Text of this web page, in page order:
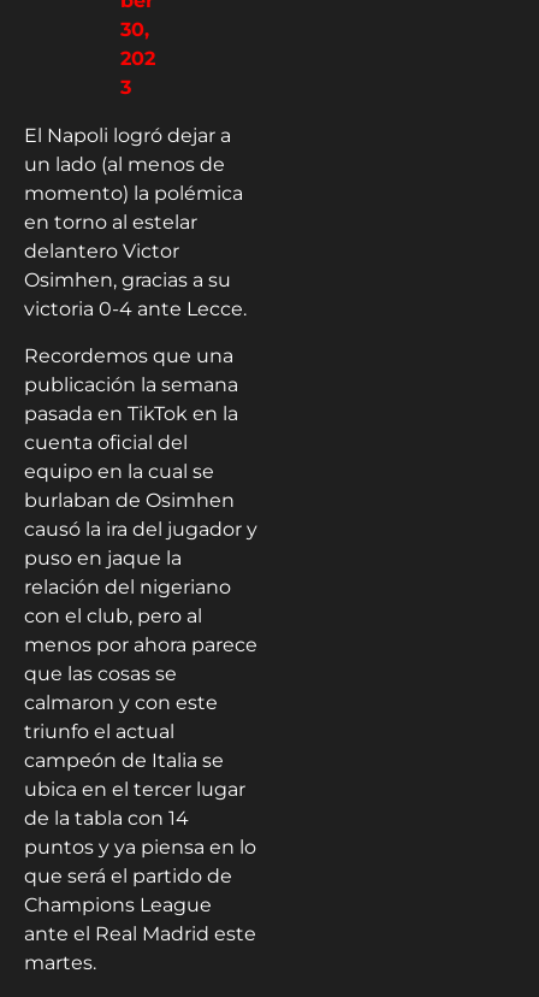
30,
202
3
El Napoli logró dejar a
un lado (al menos de
momento) la polémica
en torno al estelar
delantero Victor
Osimhen, gracias a su
victoria 0-4 ante Lecce.
Recordemos que una
publicación la semana
pasada en TikTok en la
cuenta oficial del
equipo en la cual se
burlaban de Osimhen
causó la ira del jugador y
puso en jaque la
relación del nigeriano
con el club, pero al
menos por ahora parece
que las cosas se
calmaron y con este
triunfo el actual
campeón de Italia se
ubica en el tercer lugar
de la tabla con 14
puntos y ya piensa en lo
que será el partido de
Champions League
ante el Real Madrid este
martes.